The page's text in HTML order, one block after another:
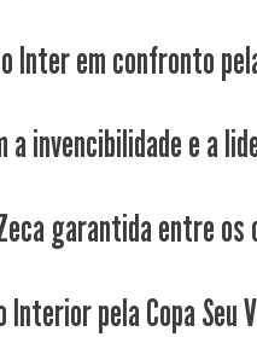
Inter em confronto
a invencibilidade e a
garantida entre
Interior pela Copa Seu